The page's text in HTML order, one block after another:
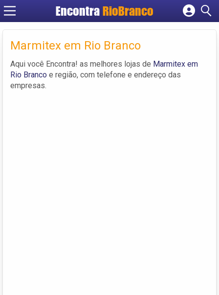
Encontra RioBranco
Cadastrar empresa
Criar conta
Marmitex em Rio Branco
Aqui você Encontra! as melhores lojas de Marmitex em
Rio Branco e região, com telefone e endereço das
empresas.